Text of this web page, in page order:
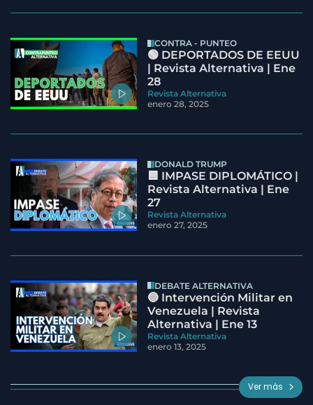
CONTRA - PUNTEO
🟢 DEPORTADOS DE EEUU
| Revista Alternativa | Ene
28
Revista Alternativa
enero 28, 2025
DONALD TRUMP
🟦 IMPASE DIPLOMÁTICO |
Revista Alternativa | Ene
27
Revista Alternativa
enero 27, 2025
DEBATE ALTERNATIVA
🔵 Intervención Militar en
Venezuela | Revista
Alternativa | Ene 13
Revista Alternativa
enero 13, 2025
Ver más